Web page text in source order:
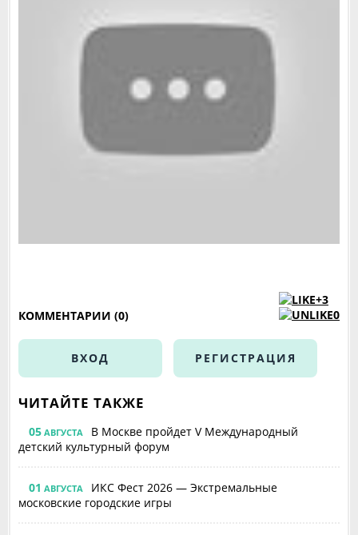
+3
0
КОММЕНТАРИИ (0)
ВХОД РЕГИСТРАЦИЯ
ЧИТАЙТЕ ТАКЖЕ
05 АВГУСТА
В Москве пройдет V Международный
детский культурный форум
01 АВГУСТА
ИКС Фест 2026 — Экстремальные
московские городские игры